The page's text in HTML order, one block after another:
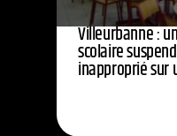
Villeurbanne :
scolaire
inapproprié sur